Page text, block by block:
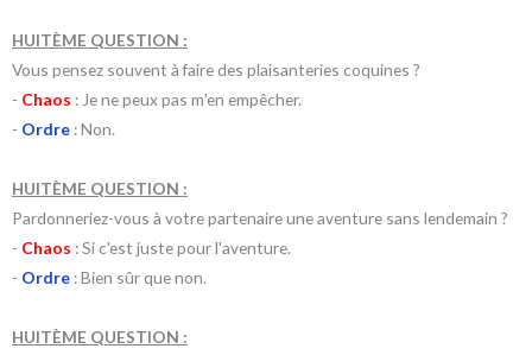
HUITÈME QUESTION :
Vous pensez souvent à faire des plaisanteries coquines ?
- Chaos : Je ne peux pas m'en empêcher.
- Ordre : Non.
HUITÈME QUESTION :
Pardonneriez-vous à votre partenaire une aventure sans lendemain ?
- Chaos : Si c'est juste pour l'aventure.
- Ordre : Bien sûr que non.
HUITÈME QUESTION :